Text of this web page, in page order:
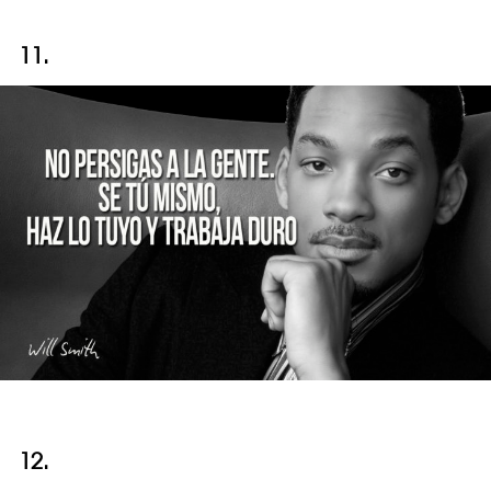
11.
12.